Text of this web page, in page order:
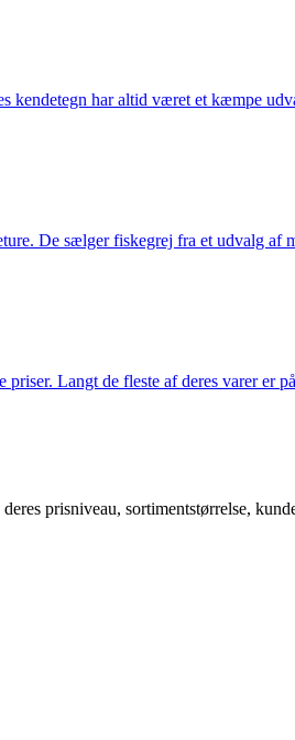
har altid været et kæmpe
De sælger fiskegrej fra et udvalg
Langt de fleste af deres varer er
prisniveau, sortimentstørrelse,